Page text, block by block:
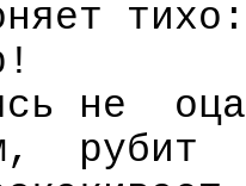
тихо:
не
рубит